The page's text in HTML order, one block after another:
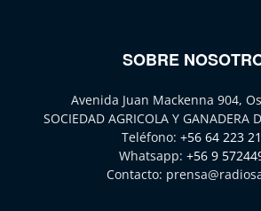
SOBRE
Avenida Juan Mackenna 904,
SOCIEDAD AGRICOLA Y GANADERA
Teléfono: +56 64 223
Whatsapp: +56 9
Contacto: